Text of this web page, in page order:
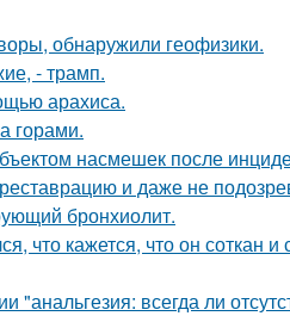
обнаружили геофизики.
- трамп.
арахиса.
горами.
насмешек после
и даже не
бронхиолит.
что кажется, что он соткан и
всегда ли